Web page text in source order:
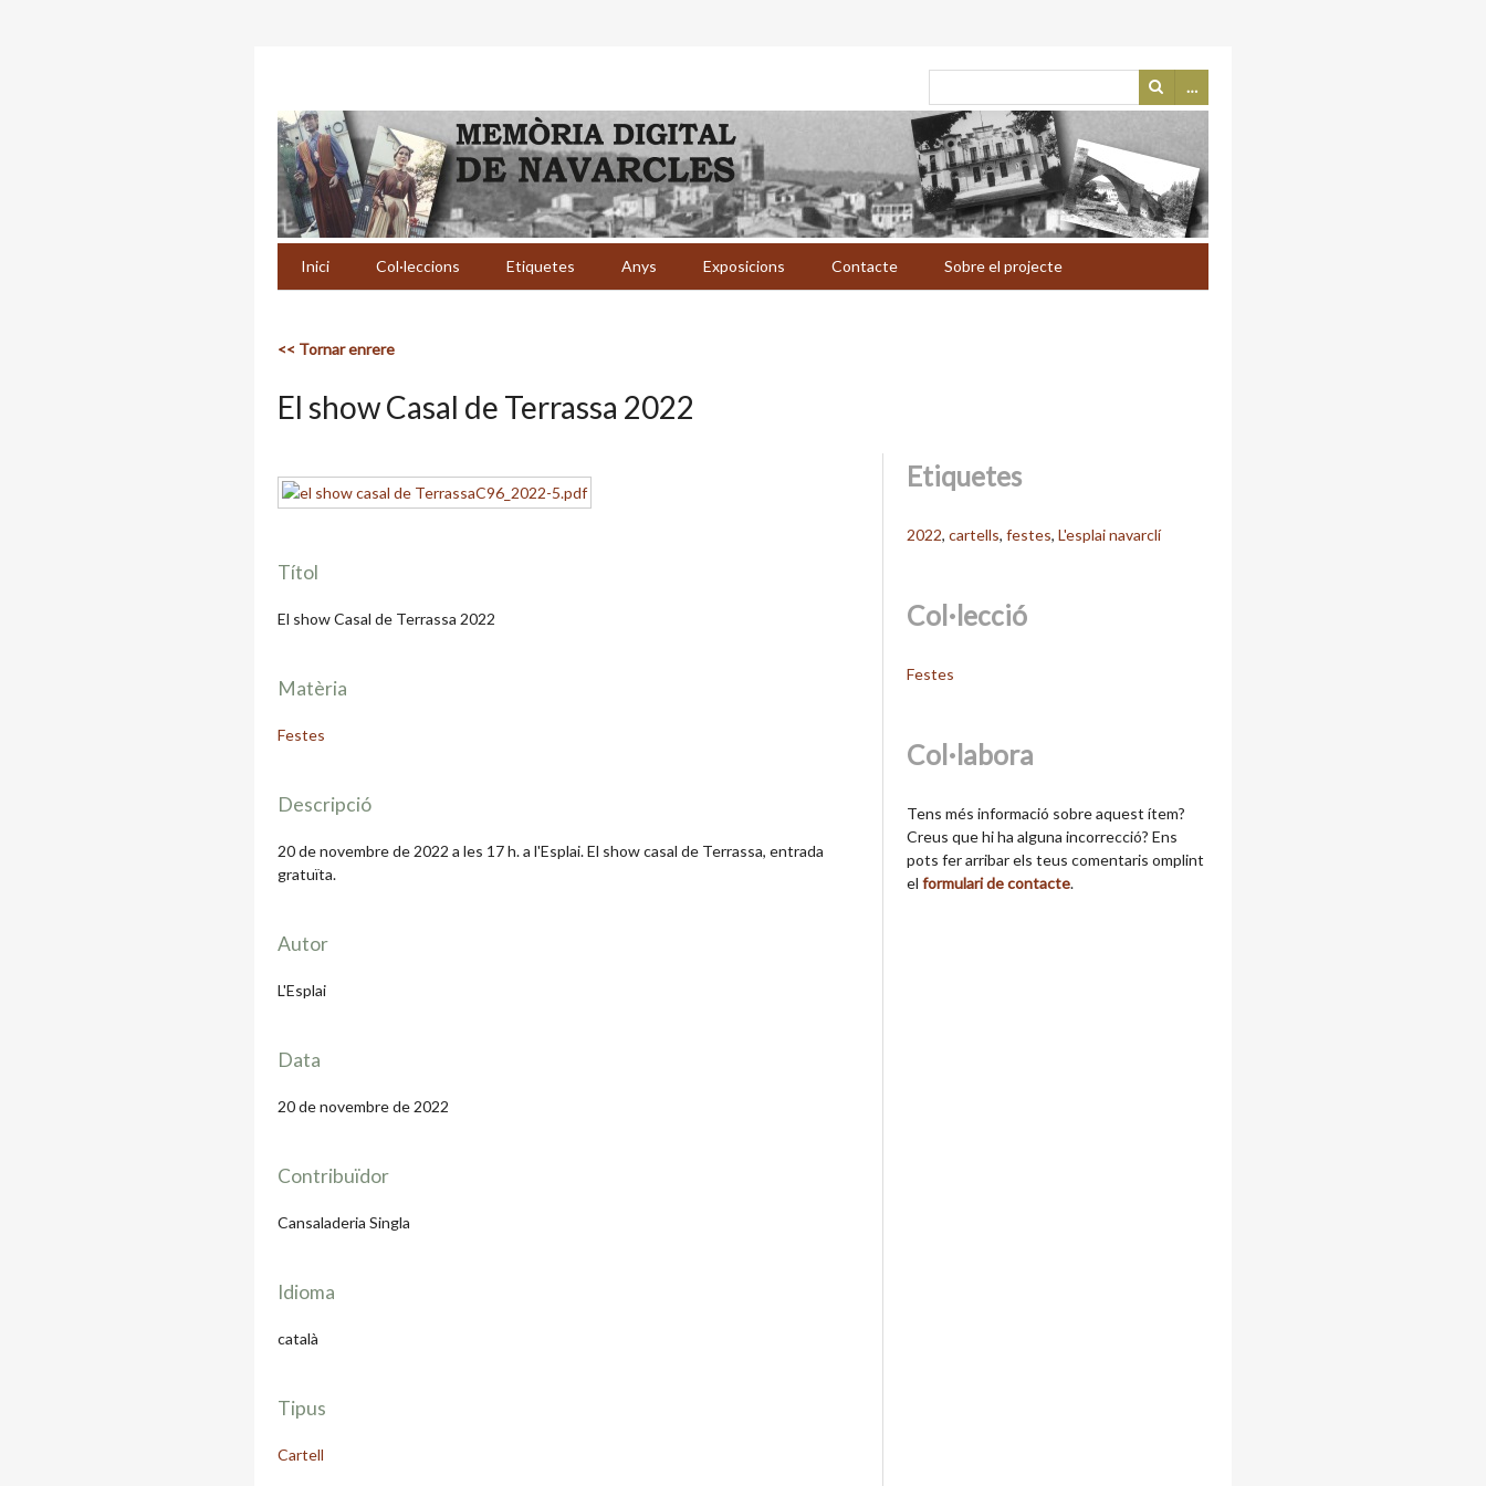
…
Inici Col·leccions Etiquetes Anys Exposicions Contacte Sobre el projecte
<< Tornar enrere
El show Casal de Terrassa 2022
Títol
El show Casal de Terrassa 2022
Matèria
Festes
Descripció
20 de novembre de 2022 a les 17 h. a l'Esplai. El show casal de Terrassa, entrada
gratuïta.
Autor
L'Esplai
Data
20 de novembre de 2022
Contribuïdor
Cansaladeria Singla
Idioma
català
Tipus
Cartell
Etiquetes
2022,cartells,festes,L'esplai navarclí
Col·lecció
Festes
Col·labora
Tens més informació sobre aquest ítem?
Creus que hi ha alguna incorrecció? Ens
pots fer arribar els teus comentaris omplint
elformulari de contacte.